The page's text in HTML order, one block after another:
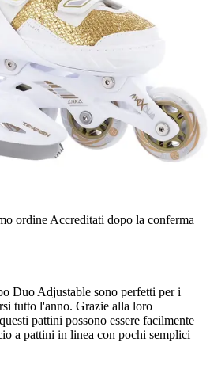
ordine Accreditati dopo la conferma
Duo Adjustable sono perfetti per i
tutto l'anno. Grazie alla loro
pattini possono essere facilmente
a pattini in linea con pochi semplici